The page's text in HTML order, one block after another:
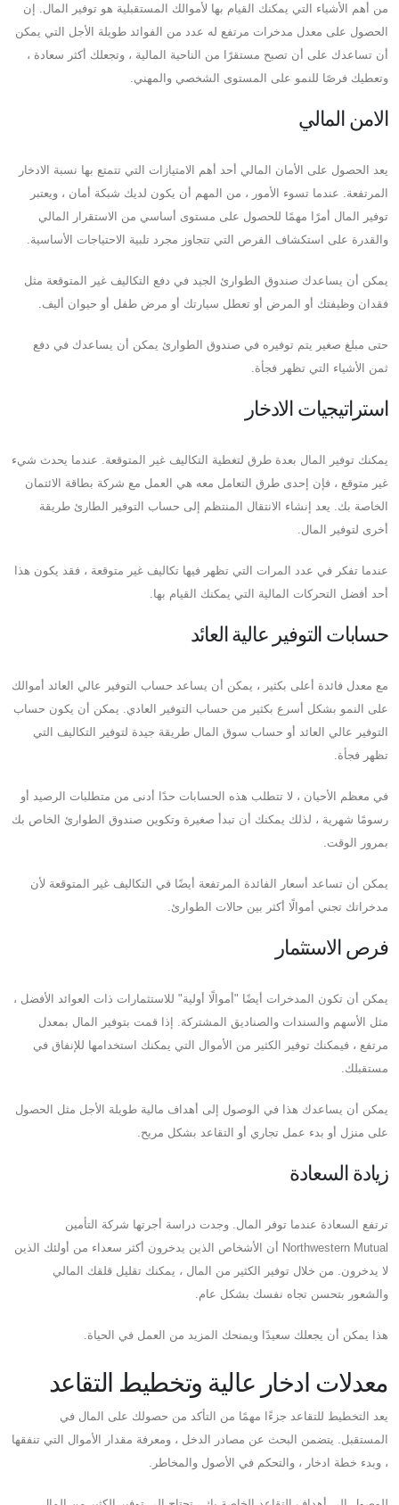
من أهم الأشياء التي يمكنك القيام بها لأموالك المستقبلية هو توفير المال. إن
الحصول على معدل مدخرات مرتفع له عدد من الفوائد طويلة الأجل التي يمكن
أن تساعدك على أن تصبح مستقرًا من الناحية المالية ، وتجعلك أكثر سعادة ،
وتعطيك فرصًا للنمو على المستوى الشخصي والمهني.
الامن المالي
يعد الحصول على الأمان المالي أحد أهم الامتيازات التي تتمتع بها نسبة الادخار
المرتفعة. عندما تسوء الأمور ، من المهم أن يكون لديك شبكة أمان ، ويعتبر
توفير المال أمرًا مهمًا للحصول على مستوى أساسي من الاستقرار المالي
والقدرة على استكشاف الفرص التي تتجاوز مجرد تلبية الاحتياجات الأساسية.
يمكن أن يساعدك صندوق الطوارئ الجيد في دفع التكاليف غير المتوقعة مثل
فقدان وظيفتك أو المرض أو تعطل سيارتك أو مرض طفل أو حيوان أليف.
حتى مبلغ صغير يتم توفيره في صندوق الطوارئ يمكن أن يساعدك في دفع
ثمن الأشياء التي تظهر فجأة.
استراتيجيات الادخار
يمكنك توفير المال بعدة طرق لتغطية التكاليف غير المتوقعة. عندما يحدث شيء
غير متوقع ، فإن إحدى طرق التعامل معه هي العمل مع شركة بطاقة الائتمان
الخاصة بك. يعد إنشاء الانتقال المنتظم إلى حساب التوفير الطارئ طريقة
أخرى لتوفير المال.
عندما تفكر في عدد المرات التي تظهر فيها تكاليف غير متوقعة ، فقد يكون هذا
أحد أفضل التحركات المالية التي يمكنك القيام بها.
حسابات التوفير عالية العائد
مع معدل فائدة أعلى بكثير ، يمكن أن يساعد حساب التوفير عالي العائد أموالك
على النمو بشكل أسرع بكثير من حساب التوفير العادي. يمكن أن يكون حساب
التوفير عالي العائد أو حساب سوق المال طريقة جيدة لتوفير التكاليف التي
تظهر فجأة.
في معظم الأحيان ، لا تتطلب هذه الحسابات حدًا أدنى من متطلبات الرصيد أو
رسومًا شهرية ، لذلك يمكنك أن تبدأ صغيرة وتكوين صندوق الطوارئ الخاص بك
بمرور الوقت.
يمكن أن تساعد أسعار الفائدة المرتفعة أيضًا في التكاليف غير المتوقعة لأن
مدخراتك تجني أموالًا أكثر بين حالات الطوارئ.
فرص الاستثمار
يمكن أن تكون المدخرات أيضًا "أموالًا أولية" للاستثمارات ذات العوائد الأفضل ،
مثل الأسهم والسندات والصناديق المشتركة. إذا قمت بتوفير المال بمعدل
مرتفع ، فيمكنك توفير الكثير من الأموال التي يمكنك استخدامها للإنفاق في
مستقبلك.
يمكن أن يساعدك هذا في الوصول إلى أهداف مالية طويلة الأجل مثل الحصول
على منزل أو بدء عمل تجاري أو التقاعد بشكل مريح.
زيادة السعادة
ترتفع السعادة عندما توفر المال. وجدت دراسة أجرتها شركة التأمين
Northwestern Mutual أن الأشخاص الذين يدخرون أكثر سعداء من أولئك الذين
لا يدخرون. من خلال توفير الكثير من المال ، يمكنك تقليل قلقك المالي
والشعور بتحسن تجاه نفسك بشكل عام.
هذا يمكن أن يجعلك سعيدًا ويمنحك المزيد من العمل في الحياة.
معدلات ادخار عالية وتخطيط التقاعد
يعد التخطيط للتقاعد جزءًا مهمًا من التأكد من حصولك على المال في
المستقبل. يتضمن البحث عن مصادر الدخل ، ومعرفة مقدار الأموال التي تنفقها
، وبدء خطة ادخار ، والتحكم في الأصول والمخاطر.